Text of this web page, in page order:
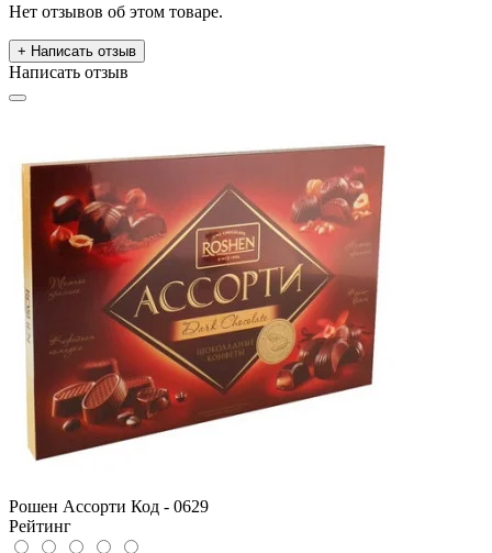
Нет отзывов об этом товаре.
+ Написать отзыв
Написать отзыв
Рошен Ассорти Код - 0629
Рейтинг